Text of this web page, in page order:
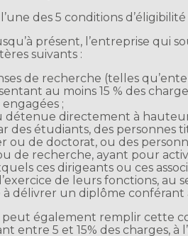
des 5 conditions
présent, l’entreprise qui
suivants :
de recherche (telles
au moins 15 % des
;
directement à hauteur
des étudiants, des personnes
ou de doctorat, ou des
de recherche, ayant pour
ces dirigeants ou ces
de leurs fonctions, au
délivrer un diplôme conférant
peut également remplir cette
entre 5 et 15% des charges, à